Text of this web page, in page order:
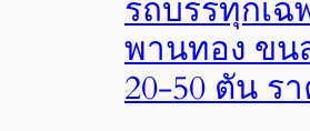
รถบรรทุกเฉ
พานทอง ข
20-50 ตัน ร